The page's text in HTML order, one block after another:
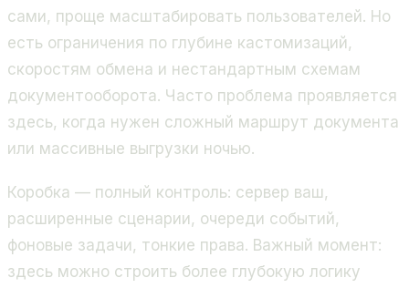
сами, проще масштабировать пользователей. Но
есть ограничения по глубине кастомизаций,
скоростям обмена и нестандартным схемам
документооборота. Часто проблема проявляется
здесь, когда нужен сложный маршрут документа
или массивные выгрузки ночью.
Коробка — полный контроль: сервер ваш,
расширенные сценарии, очереди событий,
фоновые задачи, тонкие права. Важный момент:
здесь можно строить более глубокую логику